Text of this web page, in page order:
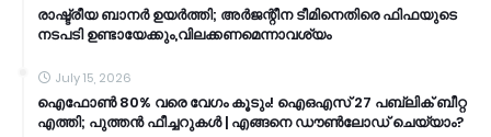
രാഷ്ട്രീയ ബാനർ ഉയർത്തി; അർജന്റീന ടീമിനെതിരെ ഫിഫയുടെ
നടപടി ഉണ്ടായേക്കും,വിലക്കണമെന്നാവശ്യം
July 15, 2026
ഐഫോൺ 80% വരെ വേഗം കൂടും! ഐഒഎസ് 27 പബ്ലിക് ബീറ്റ
എത്തി; പുത്തൻ ഫീച്ചറുകൾ | എങ്ങനെ ഡൗൺലോഡ് ചെയ്യാം?